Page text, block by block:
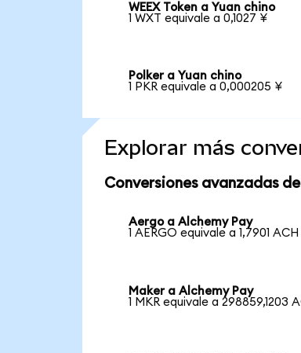
WEEX Token a Yuan chino
1 WXT equivale a 0,1027 ¥
Polker a Yuan chino
1 PKR equivale a 0,000205 ¥
Explorar más
Conversiones avanzadas
Aergo a Alchemy Pay
1 AERGO equivale a 1,7901 ACH
Maker a Alchemy Pay
1 MKR equivale a 298859,1203